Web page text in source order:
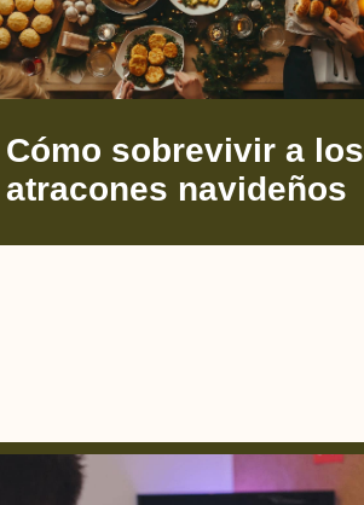
Cómo sobrevivir a los
atracones navideños